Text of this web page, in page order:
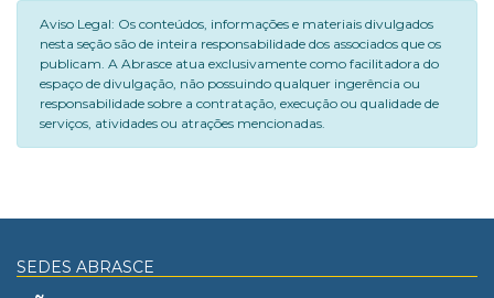
Aviso Legal: Os conteúdos, informações e materiais divulgados
nesta seção são de inteira responsabilidade dos associados que os
publicam. A Abrasce atua exclusivamente como facilitadora do
espaço de divulgação, não possuindo qualquer ingerência ou
responsabilidade sobre a contratação, execução ou qualidade de
serviços, atividades ou atrações mencionadas.
SEDES ABRASCE